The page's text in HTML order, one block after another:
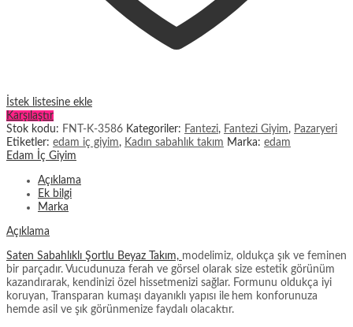
İstek listesine ekle
Karşılaştır
Stok kodu: FNT-K-3586 Kategoriler: Fantezi, Fantezi Giyim, Pazaryeri
Etiketler: edam iç giyim, Kadın sabahlık takım Marka: edam
Edam İç Giyim
Açıklama
Ek bilgi
Marka
Açıklama
Saten Sabahlıklı Şortlu Beyaz Takım, modelimiz, oldukça şık ve feminen
bir parçadır. Vucudunuza ferah ve görsel olarak size estetik görünüm
kazandırarak, kendinizi özel hissetmenizi sağlar. Formunu oldukça iyi
koruyan, Transparan kumaşı dayanıklı yapısı ile hem konforunuza
hemde asil ve şık görünmenize faydalı olacaktır.